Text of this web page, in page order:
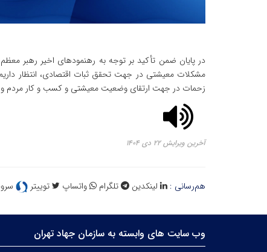
در پایان ضمن تأکید بر توجه به رهنمودهای اخیر رهبر
مشکلات معیشتی در جهت تحقق ثبات اقتصادی، انتظار
زحمات در جهت ارتقای وضعیت معیشتی و کسب و کار مردم و
آخرین ویرایش ۲۲ دی ۱۴۰۴
هم‌رسانی : لینکدین تلگرام واتساپ توییتر
وب سایت های وابسته به سازمان جهاد تهران